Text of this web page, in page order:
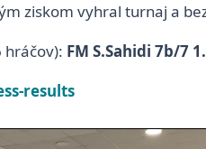
ziskom vyhral turnaj a
hráčov): FM S.Sahidi 7b/7
results